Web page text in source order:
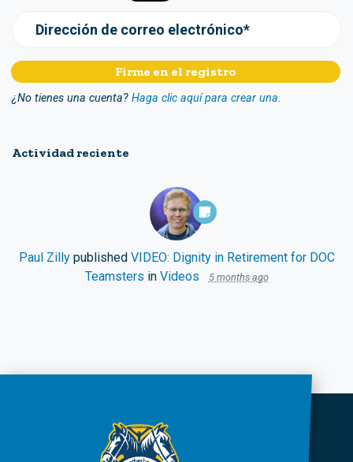
Dirección de correo electrónico*
¿No tienes una cuenta? Haga clic aquí para crear una.
Actividad reciente
Paul Zillypublished VIDEO: Dignity in Retirement for DOC
Teamsters in Videos 5 months ago